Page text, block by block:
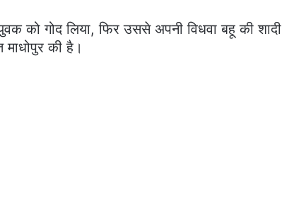
को गोद लिया, फिर उससे अपनी विधवा बहू की शादी
की है।